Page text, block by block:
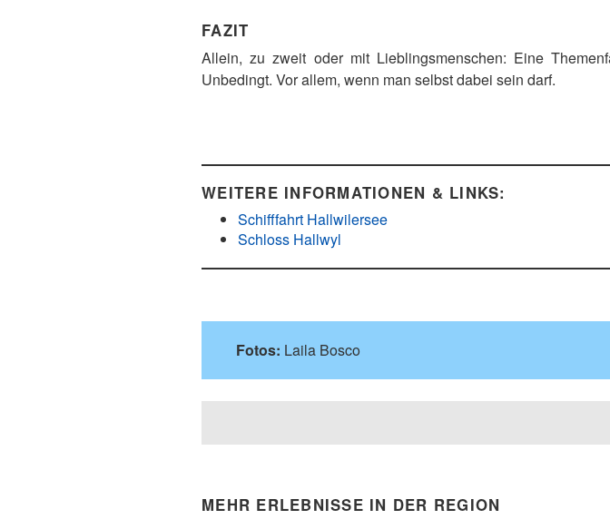
FAZIT
Allein, zu zweit oder mit Lieblingsmenschen: Eine
Unbedingt. Vor allem, wenn man selbst dabei sein darf.
WEITERE INFORMATIONEN & LINKS:
Schifffahrt Hallwilersee
Schloss Hallwyl
Fotos: Laila Bosco
MEHR ERLEBNISSE IN DER REGION